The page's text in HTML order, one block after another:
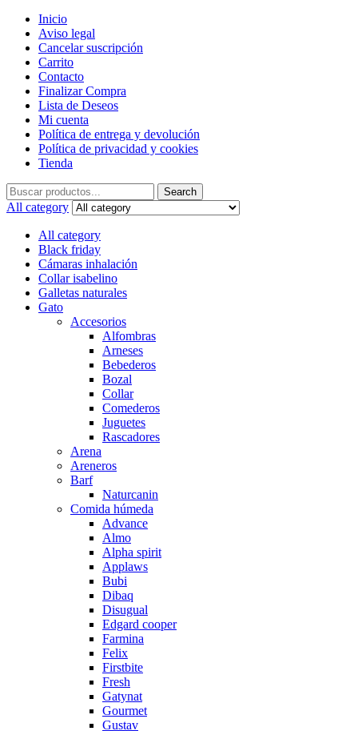
Inicio
Aviso legal
Cancelar suscripción
Carrito
Contacto
Finalizar Compra
Lista de Deseos
Mi cuenta
Política de entrega y devolución
Política de privacidad y cookies
Tienda
Search
for:
Search
All category
All category
Black friday
Cámaras inhalación
Collar isabelino
Galletas naturales
Gato
Accesorios
Alfombras
Arneses
Bebederos
Bozal
Collar
Comederos
Juguetes
Rascadores
Arena
Areneros
Barf
Naturcanin
Comida húmeda
Advance
Almo
Alpha spirit
Applaws
Bubi
Dibaq
Disugual
Edgard cooper
Farmina
Felix
Firstbite
Fresh
Gatynat
Gourmet
Gustav